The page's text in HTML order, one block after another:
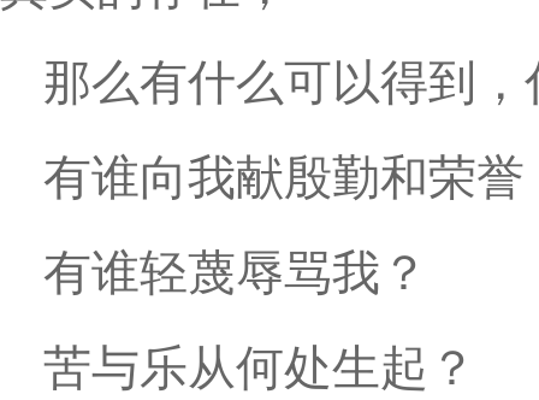
那么有什么可以得到
有谁向我献殷勤和荣誉
有谁轻蔑辱骂我？
苦与乐从何处生起？